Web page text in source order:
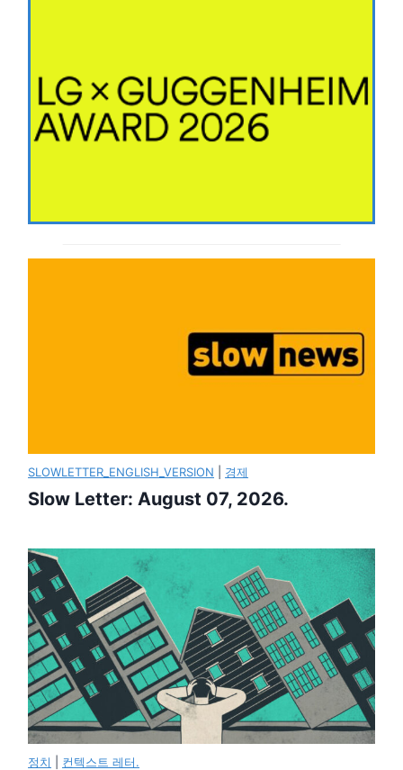
SLOWLETTER_ENGLISH_VERSION 경제
Slow Letter: August 07, 2026.
정치 컨텍스트 레터.